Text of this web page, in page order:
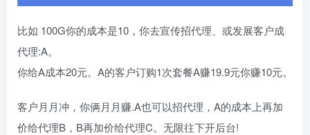
比如 100G你的成本是10，你去宣传招代理、或发展客户成
代理:A。
你给A成本20元。A的客户订购1次套餐A赚19.9元你赚10元。
客户月月冲，你俩月月赚.A也可以招代理，A的成本上再加
价给代理B，B再加价给代理C。无限往下开后台!